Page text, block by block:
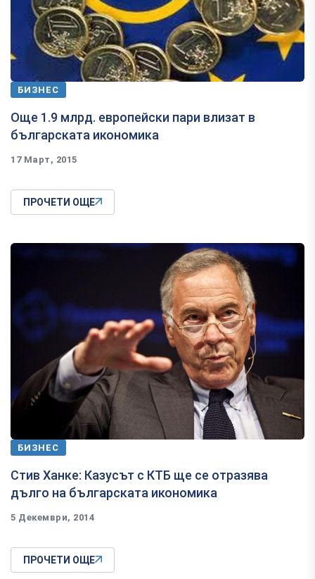
БИЗНЕС
Още 1.9 млрд. европейски пари влизат в
българската икономика
17 Март, 2015
ПРОЧЕТИ ОЩЕ
БИЗНЕС
Стив Ханке: Казусът с КТБ ще се отразява
дълго на българската икономика
5 Декември, 2014
ПРОЧЕТИ ОЩЕ